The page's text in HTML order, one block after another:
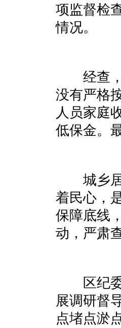
项监督检
情况。
经查，
没有严格
人员家庭
低保金。
城乡居
着民心，
保障底线
动，严肃
区纪委
展调研督
点堵点淤